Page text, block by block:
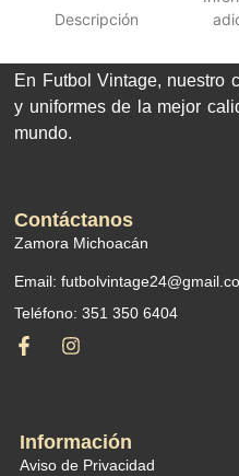
Descripción
En Futbol Vintage, nuestro
y uniformes de la mejor
mundo.
Información
Aviso de Privacidad
Contáctanos
Zamora Michoacán
Email:
Teléfono: 351 350 6404